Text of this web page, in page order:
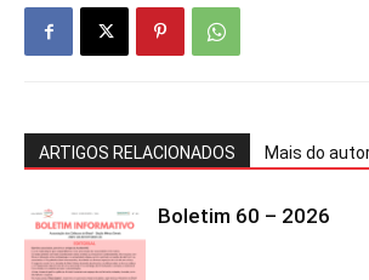
ARTIGOS RELACIONADOS Mais do
Boletim 60 – 2026